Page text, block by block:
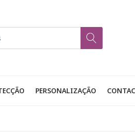
PERSONALIZAÇÃO